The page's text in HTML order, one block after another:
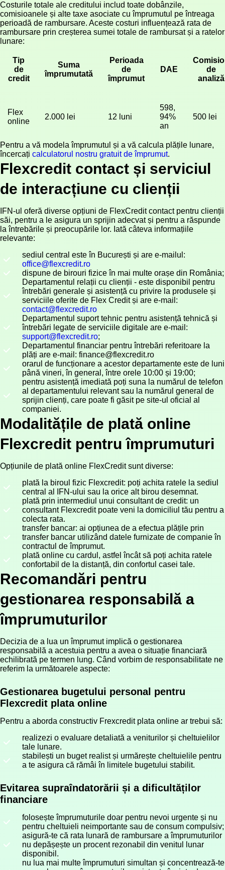
Costurile totale ale creditului includ toate dobânzile,
comisioanele și alte taxe asociate cu împrumutul pe întreaga
perioadă de rambursare. Aceste costuri influențează rata de
rambursare prin creșterea sumei totale de rambursat și a ratelor
lunare:
Tip
de
credit
Suma
împrumutată
Perioada
de
împrumut
DAE
de
analiză
Flex
online
2.000 lei 12 luni
598,
94%
an
500 lei
Pentru a vă modela împrumutul și a vă calcula plățile lunare,
încercați calculatorul nostru gratuit de împrumut.
Flexcredit contact și serviciul
de interacțiune cu clienții
IFN-ul oferă diverse opțiuni de FlexCredit contact pentru clienții
săi, pentru a le asigura un sprijin adecvat și pentru a răspunde
la întrebările și preocupările lor. Iată câteva informațiile
relevante:
sediul central este în București și are e-mailul:
office@flexcredit.ro
dispune de birouri fizice în mai multe orașe din România;
Departamentul relații cu clienții - este disponibil pentru
întrebări generale și asistență cu privire la produsele și
serviciile oferite de Flex Credit și are e-mail:
contact@flexcredit.ro
Departamentul suport tehnic pentru asistență tehnică și
întrebări legate de serviciile digitale are e-mail:
support@flexcredit.ro;
Departamentul financiar pentru întrebări referitoare la
plăți are e-mail: finance@flexcredit.ro
orarul de funcționare a acestor departamente este de luni
până vineri, în general, între orele 10:00 și 19:00;
pentru asistență imediată poți suna la numărul de telefon
al departamentului relevant sau la numărul general de
sprijin clienți, care poate fi găsit pe site-ul oficial al
companiei.
Modalitățile de plată online
Flexcredit pentru împrumuturi
Opțiunile de plată online FlexCredit sunt diverse:
plată la biroul fizic Flexcredit: poți achita ratele la sediul
central al IFN-ului sau la orice alt birou desemnat.
plată prin intermediul unui consultant de credit: un
consultant Flexcredit poate veni la domiciliul tău pentru a
colecta rata.
transfer bancar: ai opțiunea de a efectua plățile prin
transfer bancar utilizând datele furnizate de companie în
contractul de împrumut.
plată online cu cardul, astfel încât să poți achita ratele
confortabil de la distanță, din confortul casei tale.
Recomandări pentru
gestionarea responsabilă a
împrumuturilor
Decizia de a lua un împrumut implică o gestionarea
responsabilă a acestuia pentru a avea o situație financiară
echilibrată pe termen lung. Când vorbim de responsabilitate ne
referim la următoarele aspecte:
Gestionarea bugetului personal pentru
Flexcredit plata online
Pentru a aborda constructiv Frexcredit plata online ar trebui să:
realizezi o evaluare detaliată a veniturilor și cheltuielilor
tale lunare.
stabilești un buget realist și urmărește cheltuielile pentru
a te asigura că rămâi în limitele bugetului stabilit.
Evitarea supraîndatorării și a dificultăților
financiare
folosește împrumuturile doar pentru nevoi urgente și nu
pentru cheltuieli neimportante sau de consum compulsiv;
asigură-te că rata lunară de rambursare a împrumuturilor
nu depășește un procent rezonabil din venitul lunar
disponibil.
nu lua mai multe împrumuturi simultan și concentrează-te